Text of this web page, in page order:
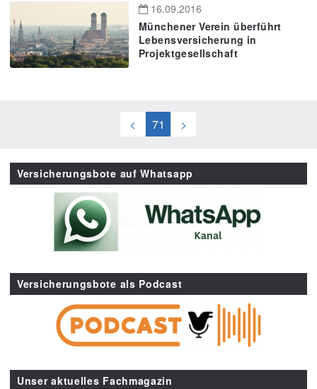
16.09.2016
Münchener Verein überführt
Lebensversicherung in
Projektgesellschaft
< 71 >
Versicherungsbote auf Whatsapp
Versicherungsbote als Podcast
Unser aktuelles Fachmagazin